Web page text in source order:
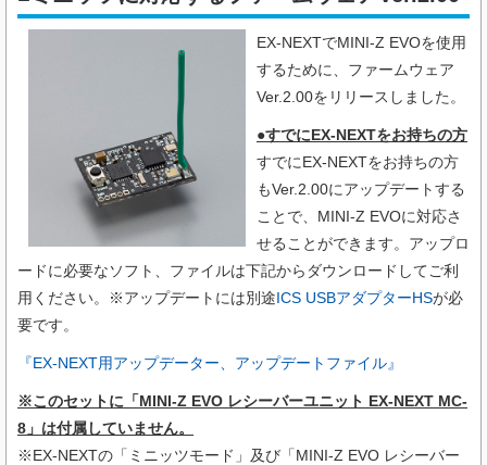
EX-NEXTでMINI-Z EVOを使用
するために、ファームウェア
Ver.2.00をリリースしました。
●すでにEX-NEXTをお持ちの方
すでにEX-NEXTをお持ちの方
もVer.2.00にアップデートする
ことで、MINI-Z EVOに対応さ
せることができます。アップロ
ードに必要なソフト、ファイルは下記からダウンロードしてご利
用ください。※アップデートには別途ICS USBアダプターHSが必
要です。
『EX-NEXT用アップデーター、アップデートファイル』
※このセットに 「MINI-Z EVO レシーバーユニット EX-NEXT MC-
8」は付属していません。
※EX-NEXTの「ミニッツモード」及び「MINI-Z EVO レシーバー